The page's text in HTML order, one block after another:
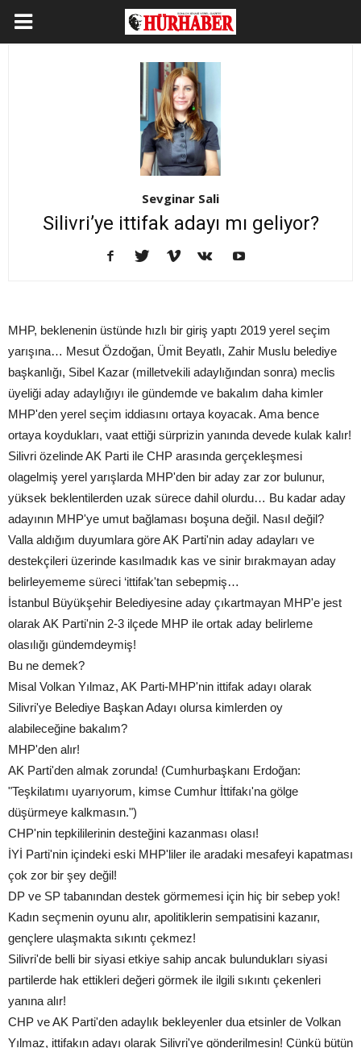
Sevginar Sali
Silivri’ye ittifak adayı mı geliyor?
MHP, beklenenin üstünde hızlı bir giriş yaptı 2019 yerel seçim
yarışına… Mesut Özdoğan, Ümit Beyatlı, Zahir Muslu belediye
başkanlığı, Sibel Kazar (milletvekili adaylığından sonra) meclis
üyeliği aday adaylığıyı ile gündemde ve bakalım daha kimler
MHP'den yerel seçim iddiasını ortaya koyacak. Ama bence
ortaya koydukları, vaat ettiği sürprizin yanında devede kulak kalır!
Silivri özelinde AK Parti ile CHP arasında gerçekleşmesi
olagelmiş yerel yarışlarda MHP'den bir aday zar zor bulunur,
yüksek beklentilerden uzak sürece dahil olurdu… Bu kadar aday
adayının MHP'ye umut bağlaması boşuna değil. Nasıl değil?
Valla aldığım duyumlara göre AK Parti'nin aday adayları ve
destekçileri üzerinde kasılmadık kas ve sinir bırakmayan aday
belirleyememe süreci ‘ittifak'tan sebepmiş…
İstanbul Büyükşehir Belediyesine aday çıkartmayan MHP'e jest
olarak AK Parti'nin 2-3 ilçede MHP ile ortak aday belirleme
olasılığı gündemdeymiş!
Bu ne demek?
Misal Volkan Yılmaz, AK Parti-MHP'nin ittifak adayı olarak
Silivri'ye Belediye Başkan Adayı olursa kimlerden oy
alabileceğine bakalım?
MHP'den alır!
AK Parti'den almak zorunda! (Cumhurbaşkanı Erdoğan:
"Teşkilatımı uyarıyorum, kimse Cumhur İttifakı'na gölge
düşürmeye kalkmasın.")
CHP'nin tepkililerinin desteğini kazanması olası!
İYİ Parti'nin içindeki eski MHP'liler ile aradaki mesafeyi kapatması
çok zor bir şey değil!
DP ve SP tabanından destek görmemesi için hiç bir sebep yok!
Kadın seçmenin oyunu alır, apolitiklerin sempatisini kazanır,
gençlere ulaşmakta sıkıntı çekmez!
Silivri'de belli bir siyasi etkiye sahip ancak bulundukları siyasi
partilerde hak ettikleri değeri görmek ile ilgili sıkıntı çekenleri
yanına alır!
CHP ve AK Parti'den adaylık bekleyenler dua etsinler de Volkan
Yılmaz, ittifakın adayı olarak Silivri'ye gönderilmesin! Çünkü bütün